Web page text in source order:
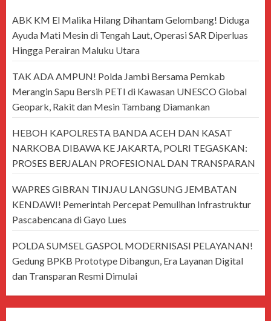
ABK KM El Malika Hilang Dihantam Gelombang! Diduga
Ayuda Mati Mesin di Tengah Laut, Operasi SAR Diperluas
Hingga Perairan Maluku Utara
TAK ADA AMPUN! Polda Jambi Bersama Pemkab
Merangin Sapu Bersih PETI di Kawasan UNESCO Global
Geopark, Rakit dan Mesin Tambang Diamankan
HEBOH KAPOLRESTA BANDA ACEH DAN KASAT
NARKOBA DIBAWA KE JAKARTA, POLRI TEGASKAN:
PROSES BERJALAN PROFESIONAL DAN TRANSPARAN
WAPRES GIBRAN TINJAU LANGSUNG JEMBATAN
KENDAWI! Pemerintah Percepat Pemulihan Infrastruktur
Pascabencana di Gayo Lues
POLDA SUMSEL GASPOL MODERNISASI PELAYANAN!
Gedung BPKB Prototype Dibangun, Era Layanan Digital
dan Transparan Resmi Dimulai